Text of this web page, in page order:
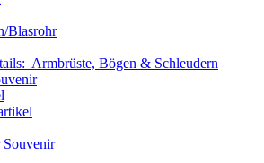
Blasrohr
Armbrüste, Bögen & Schleudern
Souvenir